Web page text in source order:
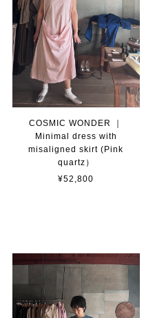
COSMIC WONDER ｜
Minimal dress with
misaligned skirt (Pink
quartz）
¥52,800